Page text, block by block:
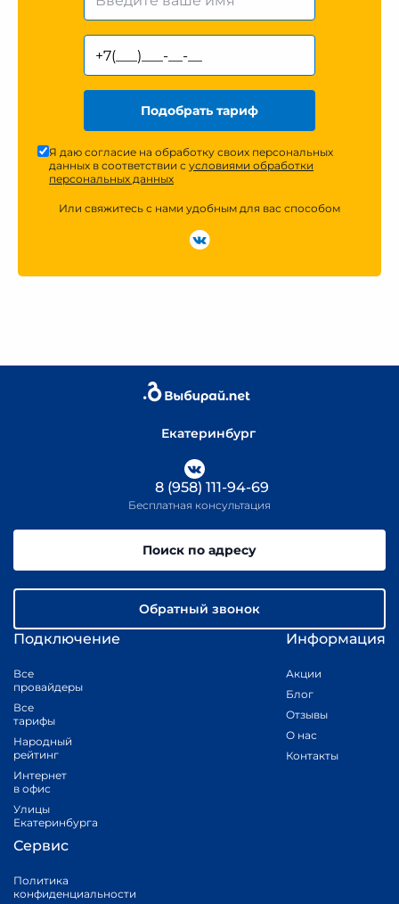
Подобрать тариф
Я даю согласие на обработку своих персональных
данных в соответствии с условиями обработки
персональных данных
Или свяжитесь с нами удобным для вас способом
Екатеринбург
Подключение
Все
провайдеры
Все
тарифы
Народный
рейтинг
Интернет
в офис
Улицы
Екатеринбурга
Информация
Акции
Блог
Отзывы
О нас
Контакты
Сервис
Политика
конфиденциальности
8 (958) 111-94-69
Бесплатная консультация
Поиск по адресу
Обратный звонок